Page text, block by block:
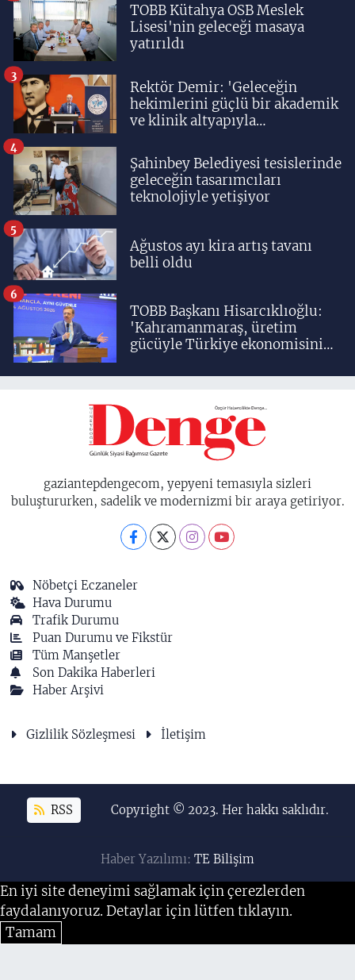
TOBB Kütahya OSB Meslek
Lisesi'nin geleceği masaya
yatırıldı
Rektör Demir: 'Geleceğin
hekimlerini güçlü bir akademik
ve klinik altyapıyla
3
Şahinbey Belediyesi tesislerinde
geleceğin tasarımcıları
teknolojiyle yetişiyor
4
Ağustos ayı kira artış tavanı
belli oldu
5
TOBB Başkanı Hisarcıklıoğlu:
'Kahramanmaraş, üretim
gücüyle Türkiye ekonomisinin
birisidir'
6
gaziantepdengecom, yepyeni temasıyla sizleri
buluştururken, sadelik ve modernizmi bir araya getiriyor.
Nöbetçi Eczaneler
Hava Durumu
Trafik Durumu
Puan Durumu ve Fikstür
Tüm Manşetler
Son Dakika Haberleri
Haber Arşivi
Gizlilik Sözleşmesi İletişim
RSS Copyright © 2023. Her hakkı saklıdır.
Haber Yazılımı: TE Bilişim
En iyi site deneyimi sağlamak için çerezlerden
faydalanıyoruz. Detaylar için lütfen tıklayın.
Tamam